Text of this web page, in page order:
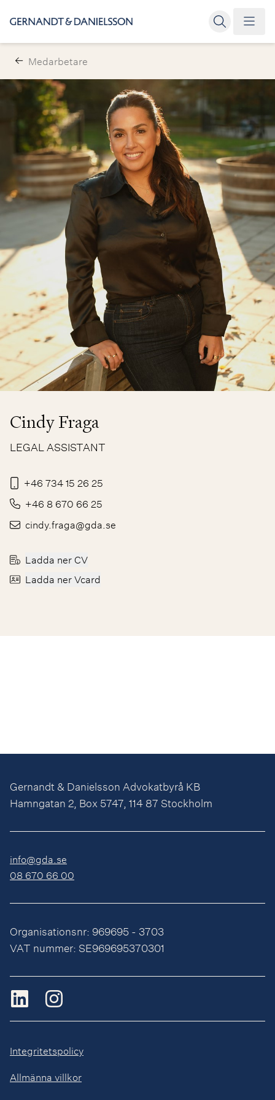
Medarbetare
Cindy Fraga
LEGAL ASSISTANT
+46 734 15 26 25
+46 8 670 66 25
cindy.fraga@gda.se
Ladda ner CV
Ladda ner Vcard
Gernandt & Danielsson Advokatbyrå KB
Hamngatan 2, Box 5747, 114 87 Stockholm
info@gda.se
08 670 66 00
Organisationsnr: 969695 - 3703
VAT nummer: SE969695370301
Integritetspolicy
Allmänna villkor